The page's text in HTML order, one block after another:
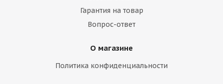
Гарантия на товар
Вопрос-ответ
О магазине
Политика конфиденциальности